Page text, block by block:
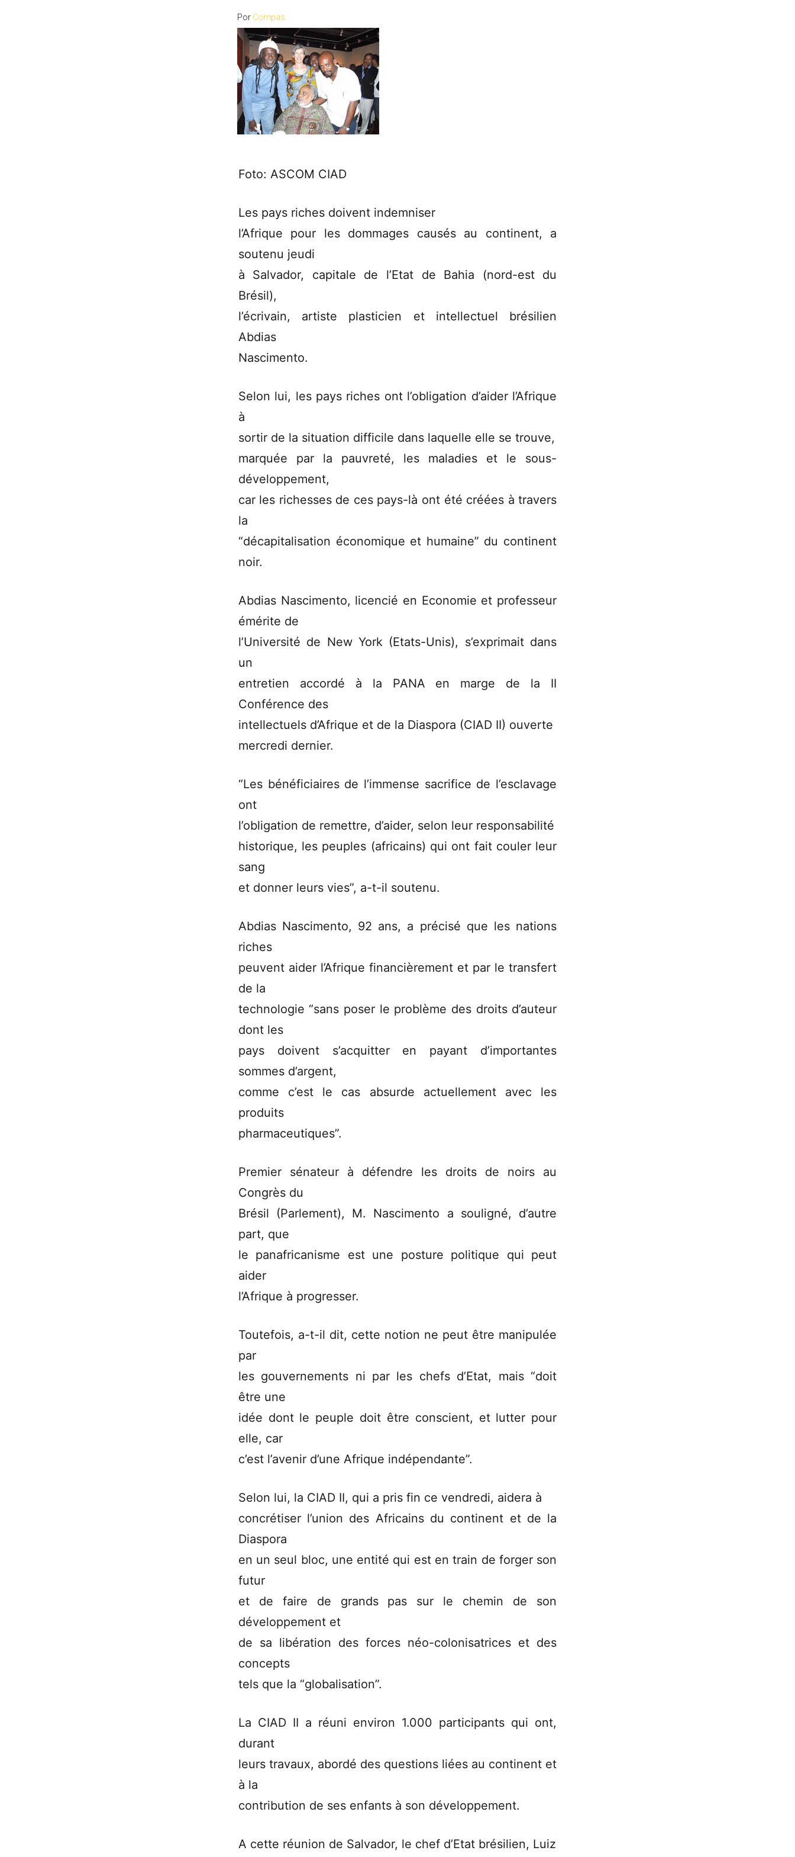
Por Compas
Foto: ASCOM CIAD
Les pays riches doivent indemniser
l’Afrique pour les dommages causés au continent, a
soutenu jeudi
à Salvador, capitale de l’Etat de Bahia (nord-est du
Brésil),
l’écrivain, artiste plasticien et intellectuel brésilien
Abdias
Nascimento.
Selon lui, les pays riches ont l’obligation d’aider l’Afrique
à
sortir de la situation difficile dans laquelle elle se trouve,
marquée par la pauvreté, les maladies et le sous-
développement,
car les richesses de ces pays-là ont été créées à travers
la
“décapitalisation économique et humaine” du continent
noir.
Abdias Nascimento, licencié en Economie et professeur
émérite de
l’Université de New York (Etats-Unis), s’exprimait dans
un
entretien accordé à la PANA en marge de la II
Conférence des
intellectuels d’Afrique et de la Diaspora (CIAD II) ouverte
mercredi dernier.
“Les bénéficiaires de l’immense sacrifice de l’esclavage
ont
l’obligation de remettre, d’aider, selon leur responsabilité
historique, les peuples (africains) qui ont fait couler leur
sang
et donner leurs vies”, a-t-il soutenu.
Abdias Nascimento, 92 ans, a précisé que les nations
riches
peuvent aider l’Afrique financièrement et par le transfert
de la
technologie “sans poser le problème des droits d’auteur
dont les
pays doivent s’acquitter en payant d’importantes
sommes d’argent,
comme c’est le cas absurde actuellement avec les
produits
pharmaceutiques”.
Premier sénateur à défendre les droits de noirs au
Congrès du
Brésil (Parlement), M. Nascimento a souligné, d’autre
part, que
le panafricanisme est une posture politique qui peut
aider
l’Afrique à progresser.
Toutefois, a-t-il dit, cette notion ne peut être manipulée
par
les gouvernements ni par les chefs d’Etat, mais “doit
être une
idée dont le peuple doit être conscient, et lutter pour
elle, car
c’est l’avenir d’une Afrique indépendante”.
Selon lui, la CIAD II, qui a pris fin ce vendredi, aidera à
concrétiser l’union des Africains du continent et de la
Diaspora
en un seul bloc, une entité qui est en train de forger son
futur
et de faire de grands pas sur le chemin de son
développement et
de sa libération des forces néo-colonisatrices et des
concepts
tels que la “globalisation”.
La CIAD II a réuni environ 1.000 participants qui ont,
durant
leurs travaux, abordé des questions liées au continent et
à la
contribution de ses enfants à son développement.
A cette réunion de Salvador, le chef d’Etat brésilien, Luiz